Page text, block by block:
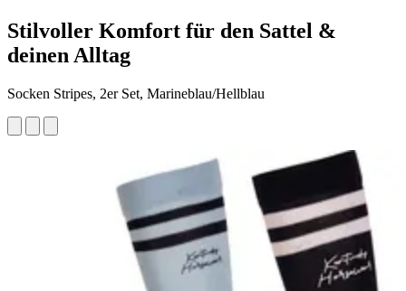
Stilvoller Komfort für den Sattel &
deinen Alltag
Socken Stripes, 2er Set, Marineblau/Hellblau